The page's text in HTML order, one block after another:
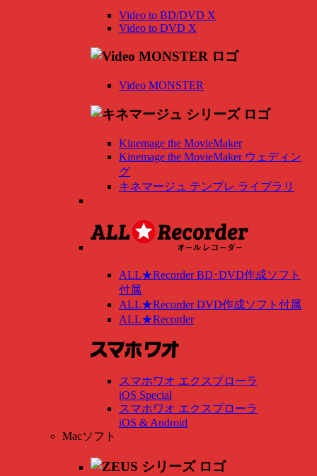
Video to BD/DVD X
Video to DVD X
Video MONSTER
Kinemage the MovieMaker
Kinemage the MovieMaker ウェディン
グ
キネマージュ テンプレ ライブラリ
ALL★Recorder BD･DVD作成ソフト
付属
ALL★Recorder DVD作成ソフト付属
ALL★Recorder
スマホワオ エクスプローラ
iOS Special
スマホワオ エクスプローラ
iOS & Android
Macソフト